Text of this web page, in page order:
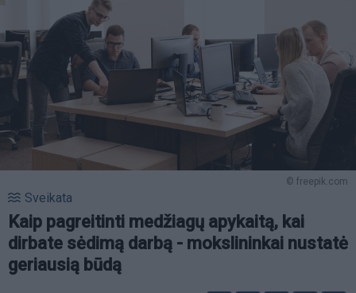
© freepik.com
Sveikata
Kaip pagreitinti medžiagų apykaitą, kai
dirbate sėdimą darbą - mokslininkai nustatė
geriausią būdą